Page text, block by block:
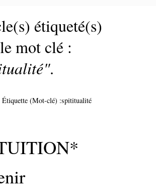
étiqueté(s)
mot clé :
.
Étiquette (Mot-clé) :spititualité